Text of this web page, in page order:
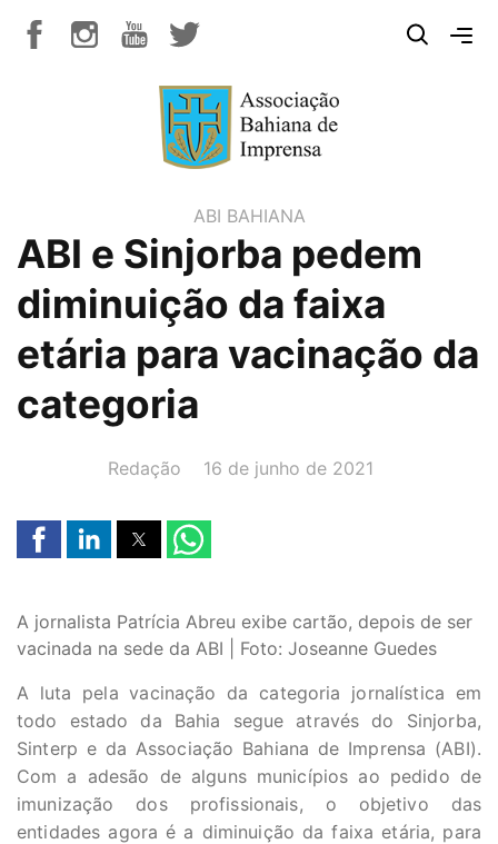
ABI BAHIANA
ABI e Sinjorba pedem
diminuição da faixa
etária para vacinação da
categoria
AUTOR(A):
Redação DATA:
16 de junho de 2021
A jornalista Patrícia Abreu exibe cartão, depois de ser
vacinada na sede da ABI | Foto: Joseanne Guedes
A luta pela vacinação da categoria jornalística em
todo estado da Bahia segue através do Sinjorba,
Sinterp e da Associação Bahiana de Imprensa (ABI).
Com a adesão de alguns municípios ao pedido de
imunização dos profissionais, o objetivo das
entidades agora é a diminuição da faixa etária, para